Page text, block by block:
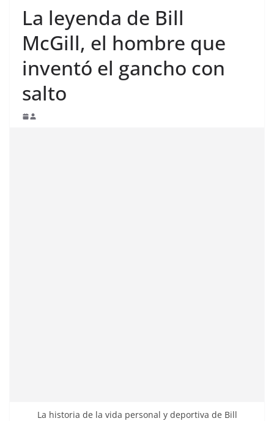
La leyenda de Bill
McGill, el hombre que
inventó el gancho con
salto
La historia de la vida personal y deportiva de Bill